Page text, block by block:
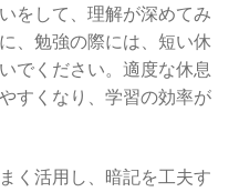
をして、理解が深めてみ
、勉強の際には、短い休
でください。適度な休息
すくなり、学習の効率が
く活用し、暗記を工夫す